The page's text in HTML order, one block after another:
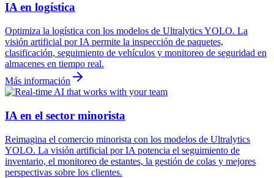
IA en logística
Optimiza la logística con los modelos de Ultralytics YOLO. La
visión artificial por IA permite la inspección de paquetes,
clasificación, seguimiento de vehículos y monitoreo de seguridad en
almacenes en tiempo real.
Más información
IA en el sector minorista
Reimagina el comercio minorista con los modelos de Ultralytics
YOLO. La visión artificial por IA potencia el seguimiento de
inventario, el monitoreo de estantes, la gestión de colas y mejores
perspectivas sobre los clientes.